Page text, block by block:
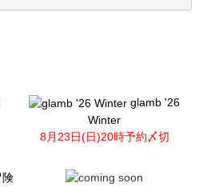
glamb '26
Winter
8月23日(日)20時予約〆切